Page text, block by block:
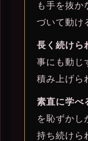
も手を抜か
づいて動け
長く続けら
事にも動じ
積み上げら
素直に学べ
を恥ずかし
持ち続けら